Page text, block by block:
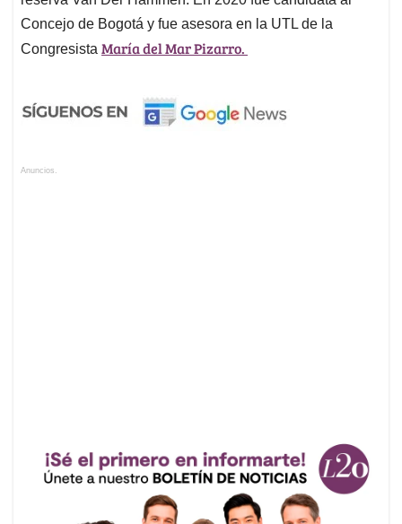
Concejo de Bogotá y fue asesora en la UTL de la
Congresista María del Mar Pizarro.
Anuncios.